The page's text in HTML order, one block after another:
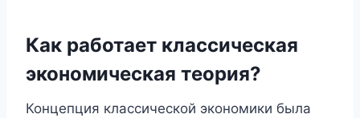
Как работает классическая
экономическая теория?
Концепция классической экономики была